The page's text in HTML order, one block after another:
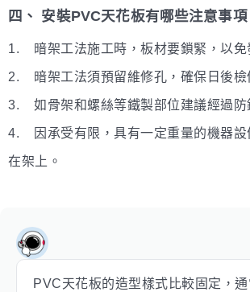
四、 安裝PVC天花板有哪些注意事項
1. 暗架工法施工時，板材要鎖緊，以免
2. 暗架工法須預留維修孔，確保日後檢
3. 如骨架和螺絲等鐵製部位建議經過防
4. 因承受有限，具有一定重量的機器設
在架上。
PVC天花板的造型樣式比較固定，